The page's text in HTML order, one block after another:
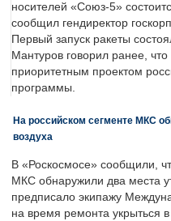
носителей «Союз-5»
сообщил гендиректор
Первый запуск ракеты
Мантуров говорил ранее,
приоритетным проектом
программы.
На российском сегменте МКС
воздуха
В «Роскосмосе» сообщили,
МКС обнаружили два места
предписало экипажу
на время ремонта укрыться